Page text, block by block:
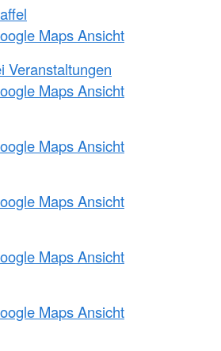
Maps Ansicht
Veranstaltungen
Maps Ansicht
Maps Ansicht
Maps Ansicht
Maps Ansicht
Maps Ansicht